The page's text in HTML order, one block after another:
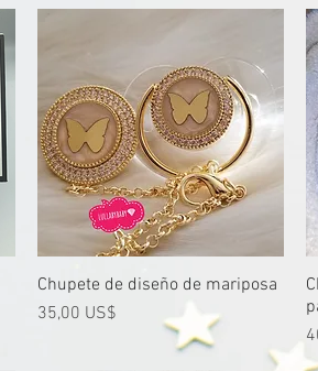
Vista rápida
Chupete de diseño de mariposa
Precio
35,00 US$